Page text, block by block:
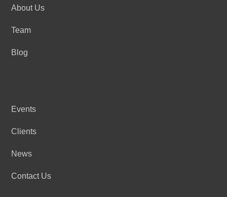
About Us
Team
Blog
Events
Clients
News
Contact Us